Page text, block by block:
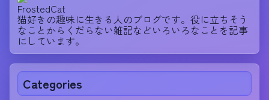
FrostedCat
猫好きの趣味に生きる人のブログです。役に立ちそう
なことからくだらない雑記などいろいろなことを記事
にしています。
Categories